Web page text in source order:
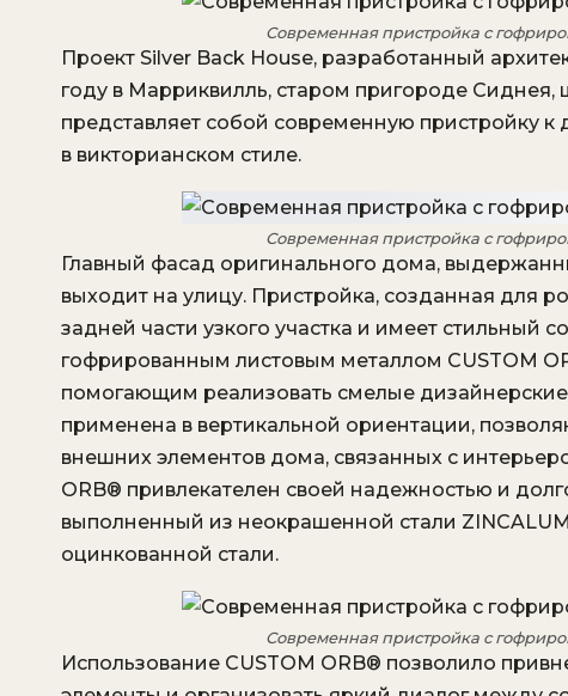
Современная пристройка с
Проект Silver Back House, разработанный
году в Марриквилль, старом пригороде
представляет собой современную пристройку
в викторианском стиле.
Современная пристройка с
Главный фасад оригинального дома,
выходит на улицу. Пристройка, созданная для
задней части узкого участка и имеет
гофрированным листовым металлом CUSTOM
помогающим реализовать смелые
применена в вертикальной ориентации,
внешних элементов дома, связанных с
ORB® привлекателен своей надежностью и
выполненный из неокрашенной стали
оцинкованной стали.
Современная пристройка с
Использование CUSTOM ORB® позволило